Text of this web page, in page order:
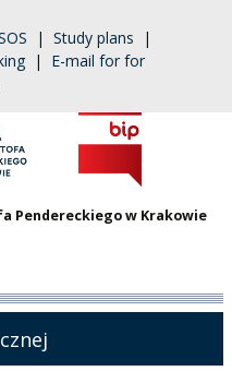
| Study plans |
| E-mail for for
Pendereckiego w Krakowie